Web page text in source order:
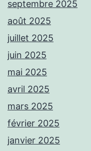
septembre 2025
août 2025
juillet 2025
juin 2025
mai 2025
avril 2025
mars 2025
février 2025
janvier 2025